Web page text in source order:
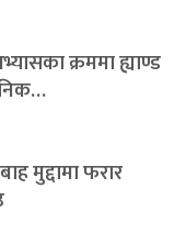
क्रममा ह्याण्ड
मुद्दामा फरार